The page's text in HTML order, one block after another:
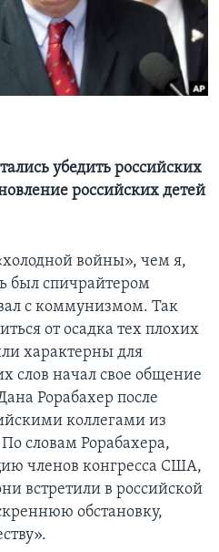
убедить российских
российских детей
войны», чем я,
был спичрайтером
с коммунизмом. Так
от осадка тех плохих
характерны для
слов начал свое общение
Рорабахер после
коллегами из
словам Рорабахера,
членов конгресса США,
встретили в российской
обстановку,